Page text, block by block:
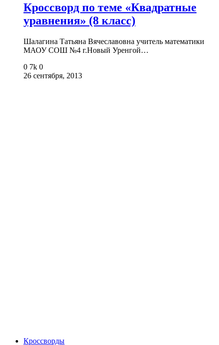
Кроссворд по теме «Квадратные
уравнения» (8 класс)
Шалагина Татьяна Вячеславовна учитель математики
МАОУ СОШ №4 г.Новый Уренгой…
0 7k 0
26 сентября, 2013
Кроссворды